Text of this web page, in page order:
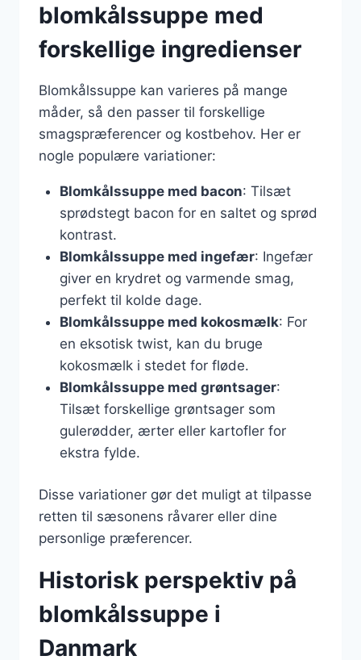
blomkålssuppe med
forskellige ingredienser
Blomkålssuppe kan varieres på mange
måder, så den passer til forskellige
smagspræferencer og kostbehov. Her er
nogle populære variationer:
Blomkålssuppe med bacon: Tilsæt
sprødstegt bacon for en saltet og sprød
kontrast.
Blomkålssuppe med ingefær: Ingefær
giver en krydret og varmende smag,
perfekt til kolde dage.
Blomkålssuppe med kokosmælk: For
en eksotisk twist, kan du bruge
kokosmælk i stedet for fløde.
Blomkålssuppe med grøntsager:
Tilsæt forskellige grøntsager som
gulerødder, ærter eller kartofler for
ekstra fylde.
Disse variationer gør det muligt at tilpasse
retten til sæsonens råvarer eller dine
personlige præferencer.
Historisk perspektiv på
blomkålssuppe i
Danmark